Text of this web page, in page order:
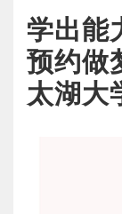
学出能
预约
太湖大